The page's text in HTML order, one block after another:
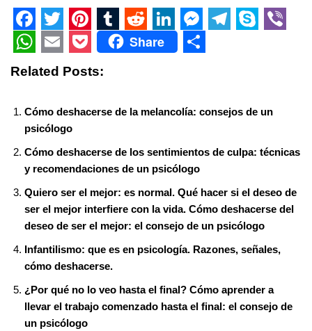
F
a
e
b
o
o
k
T
w
t
t
e
r
P
i
t
e
r
e
s
t
T
u
b
r
R
d
t
L
k
d
I
n
M
s
n
g
e
r
e
r
m
p
e
W
a
s
A
p
p
E
a
i
l
P
c
k
e
t
Share
a
e
Related Posts:
Cómo deshacerse de la melancolía: consejos de un
psicólogo
Cómo deshacerse de los sentimientos de culpa: técnicas
y recomendaciones de un psicólogo
Quiero ser el mejor: es normal. Qué hacer si el deseo de
ser el mejor interfiere con la vida. Cómo deshacerse del
deseo de ser el mejor: el consejo de un psicólogo
Infantilismo: que es en psicología. Razones, señales,
cómo deshacerse.
¿Por qué no lo veo hasta el final? Cómo aprender a
llevar el trabajo comenzado hasta el final: el consejo de
un psicólogo